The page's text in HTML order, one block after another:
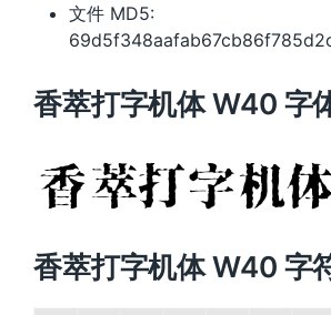
文件 MD5:
香萃打字机体 W40 字
香萃打字机体 W40 字